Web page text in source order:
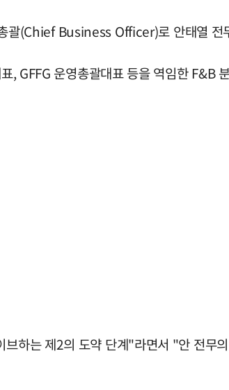
괄(Chief Business Officer)로 안태열 전
, GFFG 운영총괄대표 등을 역임한 F&B
하는 제2의 도약 단계"라면서 "안 전무